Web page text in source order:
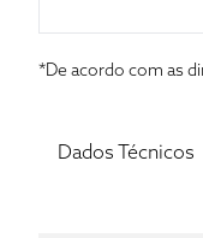
*De acordo com as
Dados Técnicos